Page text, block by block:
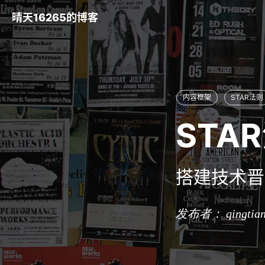
晴天16265的博客
内容框架 STAR法则
搭建技术
发布者：